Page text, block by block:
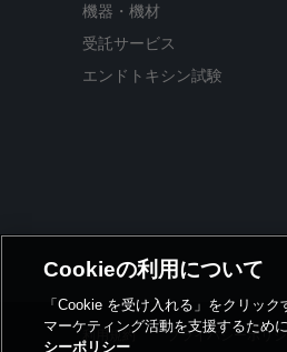
機器・機材
受託サービス
エンドトキシン試験
利用規約 プライバシーポリシ
Cookieの利用について
「Cookie を受け入れる」をクリッ
マーケティング活動を支援するため
シーポリシー